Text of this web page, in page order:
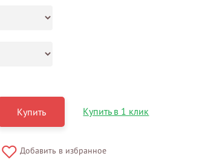
Купить Купить в 1 клик
Добавить в избранное